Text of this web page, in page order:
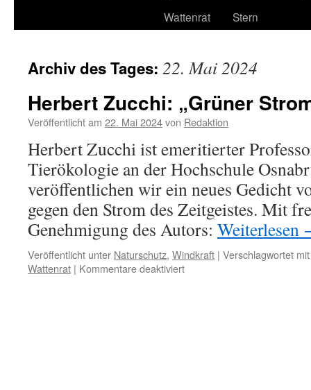
Wattenrat
Stern
Archiv des Tages: 22. Mai 2024
Herbert Zucchi: „Grüner
Veröffentlicht am 22. Mai 2024von Redaktion
Herbert Zucchi ist emeritierter
Tierökologie an der Hochschule
veröffentlichen wir ein neues Gedicht
gegen den Strom des Zeitgeistes. Mit
Genehmigung des Autors: Weiterlesen
Veröffentlicht unter Naturschutz, Windkraft | Verschlagwortet mit
Wattenrat | Kommentare deaktiviertfür